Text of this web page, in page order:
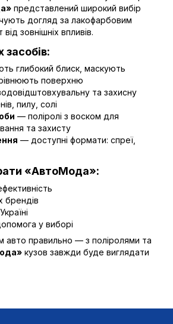
представлений широкий вибір
догляд за лакофарбовим
зовнішніх впливів.
засобів:
глибокий блиск, маскують
поверхню
та захисну
пилу, солі
— поліролі з воском для
та захисту
— доступні формати: спреї,
«АвтоМода»:
брендів
у виборі
авто правильно — з поліролями та
кузов завжди буде виглядати